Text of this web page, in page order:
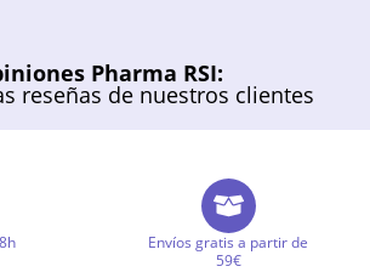
Pharma RSI:
reseñas de nuestros clientes
Envíos gratis a partir de
59€